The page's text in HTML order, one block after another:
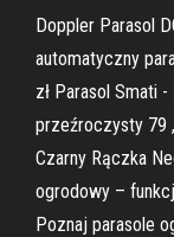
Doppler Parasol
automatyczny
zł Parasol Smati
przeźroczysty 79
Czarny Rączka
ogrodowy –
Poznaj parasole